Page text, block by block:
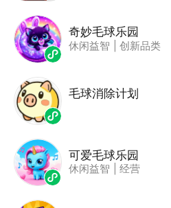
奇妙毛球乐园
休闲益智 创新品类
毛球消除计划
可爱毛球乐园
休闲益智 经营